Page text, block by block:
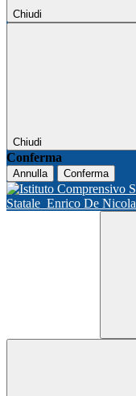
Chiudi
Chiudi
Conferma
Annulla Conferma
Statale Enrico De Nicola